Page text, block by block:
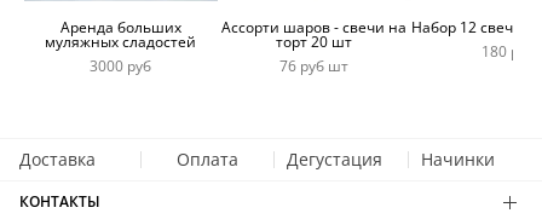
Аренда больших
муляжных сладостей
3000 руб
Ассорти шаров - свечи на
торт 20 шт
76 руб шт
Набор 12 свечей
180 руб
Доставка Оплата Дегустация Начинки
КОНТАКТЫ